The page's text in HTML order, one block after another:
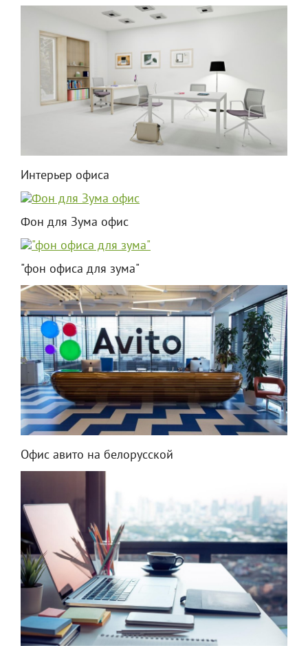
Интерьер офиса
Фон для Зума офис
"фон офиса для зума"
Офис авито на белорусской